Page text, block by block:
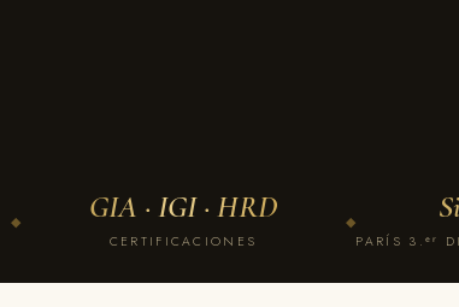
◆ GIA · IGI · HRD
CERTIFICACIONES
◆
PARÍS 3.ᵉʳ